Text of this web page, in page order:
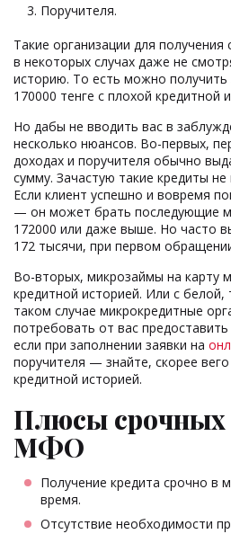
Поручителя.
Такие организации для получения
в некоторых случах даже не
историю. То есть можно
170000 тенге с плохой кредитной
Но дабы не вводить вас в
несколько нюансов. Во-первых,
доходах и поручителя обычно
сумму. Зачастую такие кредиты
Если клиент успешно и вовремя
— он может брать последующие
172000 или даже выше. Но часто
172 тысячи, при первом
Во-вторых, микрозаймы на карту
кредитной историей. Или с белой,
таком случае микрокредитные
потребовать от вас
если при заполнении заявки на
поручителя — знайте, скорее
кредитной историей.
Плюсы срочных
МФО
Получение кредита срочно в
время.
Отсутствие необходимости